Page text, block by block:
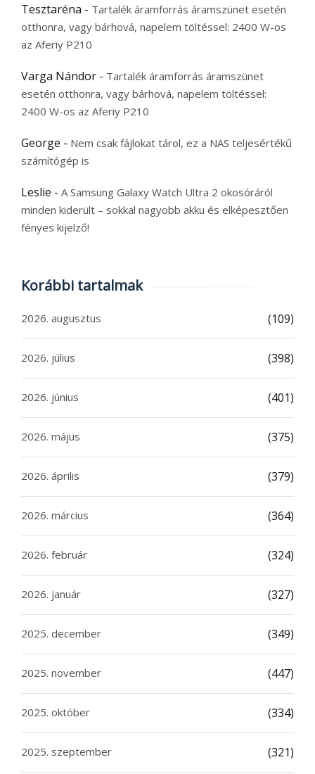
Tesztaréna - Tartalék áramforrás áramszünet esetén
otthonra, vagy bárhová, napelem töltéssel: 2400 W-os
az Aferiy P210
Varga Nándor - Tartalék áramforrás áramszünet
esetén otthonra, vagy bárhová, napelem töltéssel:
2400 W-os az Aferiy P210
George - Nem csak fájlokat tárol, ez a NAS teljesértékű
számítógép is
Leslie - A Samsung Galaxy Watch Ultra 2 okosóráról
minden kiderült – sokkal nagyobb akku és elképesztően
fényes kijelző!
Korábbi tartalmak
2026. augusztus (109)
2026. július (398)
2026. június (401)
2026. május (375)
2026. április (379)
2026. március (364)
2026. február (324)
2026. január (327)
2025. december (349)
2025. november (447)
2025. október (334)
2025. szeptember (321)